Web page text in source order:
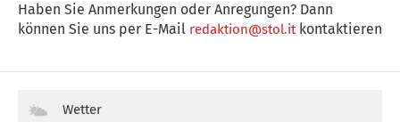
Haben Sie Anmerkungen oder Anregungen? Dann
können Sie uns per E-Mail redaktion@stol.itkontaktieren
Wetter